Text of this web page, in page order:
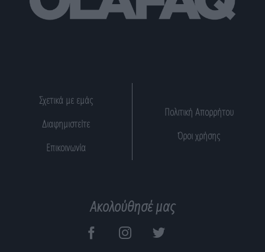
Σχετικά με εμάς
Διαφημιστείτε
Επικοινωνία
Πολιτική Απορρήτου
Όροι χρήσης
Ακολούθησέ μας